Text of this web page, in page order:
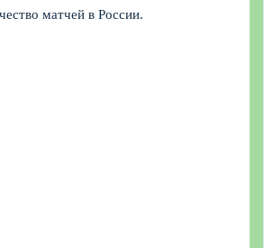
матчей в России.